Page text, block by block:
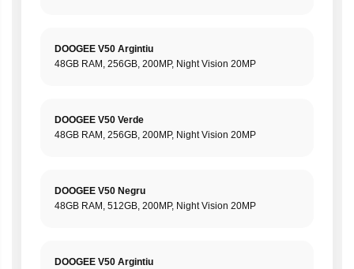
DOOGEE V50 Argintiu
48GB RAM, 256GB, 200MP, Night Vision 20MP
DOOGEE V50 Verde
48GB RAM, 256GB, 200MP, Night Vision 20MP
DOOGEE V50 Negru
48GB RAM, 512GB, 200MP, Night Vision 20MP
DOOGEE V50 Argintiu